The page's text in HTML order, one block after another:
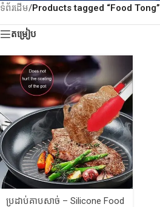
ទំព័រដើម/Products tagged “Food Tong”
តម្រៀប
ប្រដាប់គាបសាច់ – Silicone Food